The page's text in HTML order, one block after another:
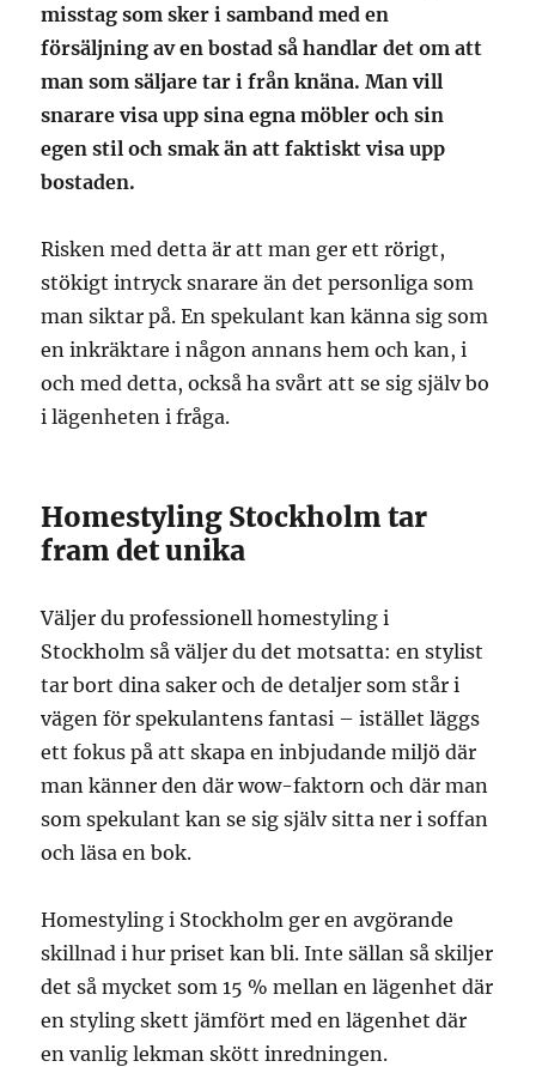
misstag som sker i samband med en
försäljning av en bostad så handlar det om att
man som säljare tar i från knäna. Man vill
snarare visa upp sina egna möbler och sin
egen stil och smak än att faktiskt visa upp
bostaden.
Risken med detta är att man ger ett rörigt,
stökigt intryck snarare än det personliga som
man siktar på. En spekulant kan känna sig som
en inkräktare i någon annans hem och kan, i
och med detta, också ha svårt att se sig själv bo
i lägenheten i fråga.
Homestyling Stockholm tar
fram det unika
Väljer du professionell homestyling i
Stockholm så väljer du det motsatta: en stylist
tar bort dina saker och de detaljer som står i
vägen för spekulantens fantasi – istället läggs
ett fokus på att skapa en inbjudande miljö där
man känner den där wow-faktorn och där man
som spekulant kan se sig själv sitta ner i soffan
och läsa en bok.
Homestyling i Stockholm ger en avgörande
skillnad i hur priset kan bli. Inte sällan så skiljer
det så mycket som 15 % mellan en lägenhet där
en styling skett jämfört med en lägenhet där
en vanlig lekman skött inredningen.